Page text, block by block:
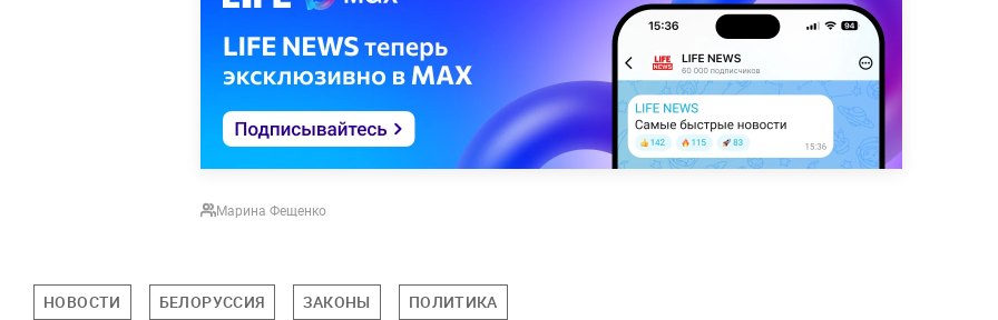
Марина Фещенко
НОВОСТИ БЕЛОРУССИЯ ЗАКОНЫ ПОЛИТИКА